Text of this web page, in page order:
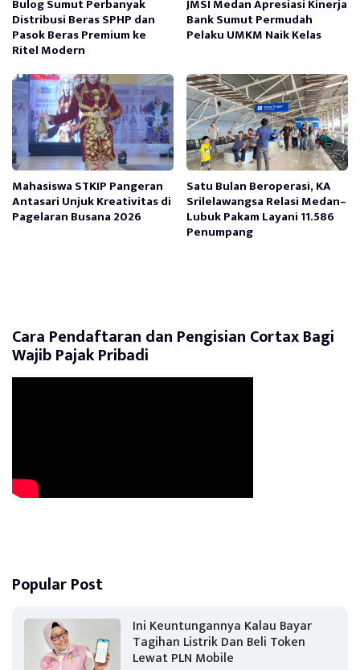
Bulog Sumut Perbanyak
Distribusi Beras SPHP dan
Pasok Beras Premium ke
Ritel Modern
JMSI Medan Apresiasi Kinerja
Bank Sumut Permudah
Pelaku UMKM Naik Kelas
Mahasiswa STKIP Pangeran
Antasari Unjuk Kreativitas di
Pagelaran Busana 2026
Satu Bulan Beroperasi, KA
Srilelawangsa Relasi Medan–
Lubuk Pakam Layani 11.586
Penumpang
Cara Pendaftaran dan Pengisian Cortax Bagi
Wajib Pajak Pribadi
Popular Post
Ini Keuntungannya Kalau Bayar
Tagihan Listrik Dan Beli Token
Lewat PLN Mobile